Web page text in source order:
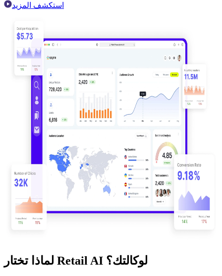
استكشف المزيد
لماذا تختار Retail AI لوكالتك؟